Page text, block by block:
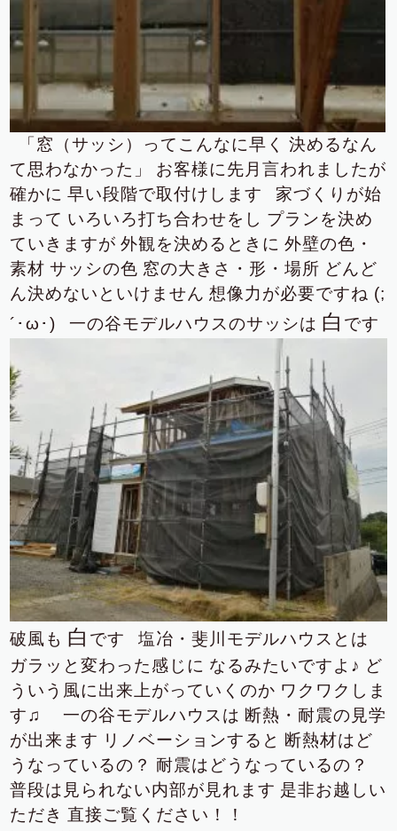
「窓（サッシ）ってこんなに早く
決めるなん
て思わなかった」
お客様に先月言われましたが
確かに 早い段階で取付けします
家づくりが始
まって いろいろ打ち合わせをし プランを決め
ていきますが 外観を決めるときに 外壁の色・
素材 サッシの色 窓の大きさ・形・場所 どんど
ん決めないといけません 想像力が必要ですね (;
´･ω･)
一の谷モデルハウスのサッシは 白 です
破風も 白 です
塩冶・斐川モデルハウスとは
ガラッと変わった感じに なるみたいですよ♪ ど
ういう風に出来上がっていくのか ワクワクしま
す♫
一の谷モデルハウスは 断熱・耐震の見学
が出来ます リノベーションすると 断熱材はど
うなっているの？ 耐震はどうなっているの？
普段は見られない内部が見れます 是非お越しい
ただき 直接ご覧ください！！